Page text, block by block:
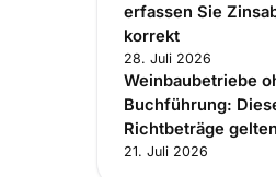
erfassen Sie
korrekt
28. Juli 2026
Weinbaubetriebe
Buchführung:
Richtbeträge
21. Juli 2026